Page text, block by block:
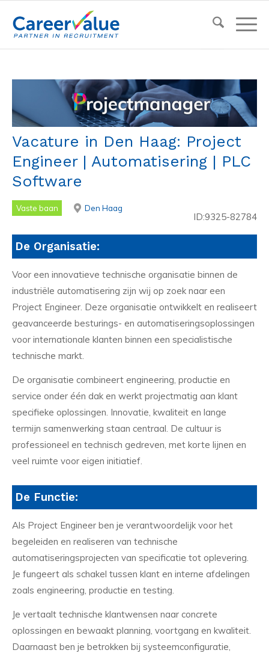
Vacature in Den Haag: Project
Engineer | Automatisering | PLC
Software
Vaste baan Den Haag
ID:9325-82784
De Organisatie:
Voor een innovatieve technische organisatie binnen de
industriële automatisering zijn wij op zoek naar een
Project Engineer. Deze organisatie ontwikkelt en realiseert
geavanceerde besturings- en automatiseringsoplossingen
voor internationale klanten binnen een specialistische
technische markt.
De organisatie combineert engineering, productie en
service onder één dak en werkt projectmatig aan klant
specifieke oplossingen. Innovatie, kwaliteit en lange
termijn samenwerking staan centraal. De cultuur is
professioneel en technisch gedreven, met korte lijnen en
veel ruimte voor eigen initiatief.
De Functie:
Als Project Engineer ben je verantwoordelijk voor het
begeleiden en realiseren van technische
automatiseringsprojecten van specificatie tot oplevering.
Je fungeert als schakel tussen klant en interne afdelingen
zoals engineering, productie en testing.
Je vertaalt technische klantwensen naar concrete
oplossingen en bewaakt planning, voortgang en kwaliteit.
Daarnaast ben je betrokken bij systeemconfiguratie,